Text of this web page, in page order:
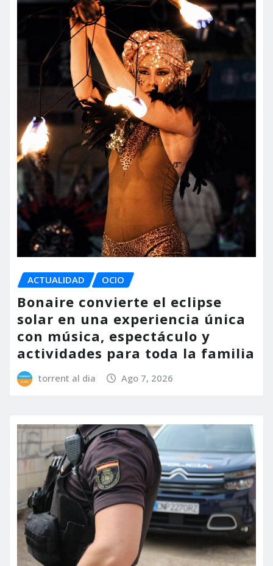
ACTUALIDAD OCIO
Bonaire convierte el eclipse
solar en una experiencia única
con música, espectáculo y
actividades para toda la familia
torrent al dia Ago 7, 2026